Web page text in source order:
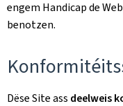
engem Handicap de
benotzen.
Dëse Site ass deelweis